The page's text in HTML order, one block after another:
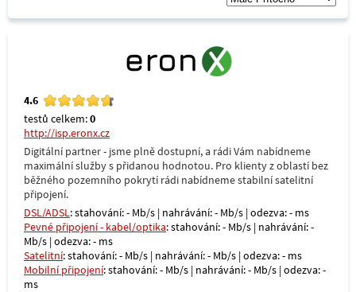
4.6
testů celkem:0
http://isp.eronx.cz
Digitální partner - jsme plně dostupní, a rádi Vám nabídneme
maximální služby s přidanou hodnotou. Pro klienty z oblastí bez
běžného pozemního pokrytí rádi nabídneme stabilní satelitní
připojení.
DSL/ADSL: stahování: - Mb/s | nahrávání: - Mb/s | odezva: - ms
Pevné připojení - kabel/optika: stahování: - Mb/s | nahrávání: -
Mb/s | odezva: - ms
Satelitní: stahování: - Mb/s | nahrávání: - Mb/s | odezva: - ms
Mobilní připojení: stahování: - Mb/s | nahrávání: - Mb/s | odezva: -
ms